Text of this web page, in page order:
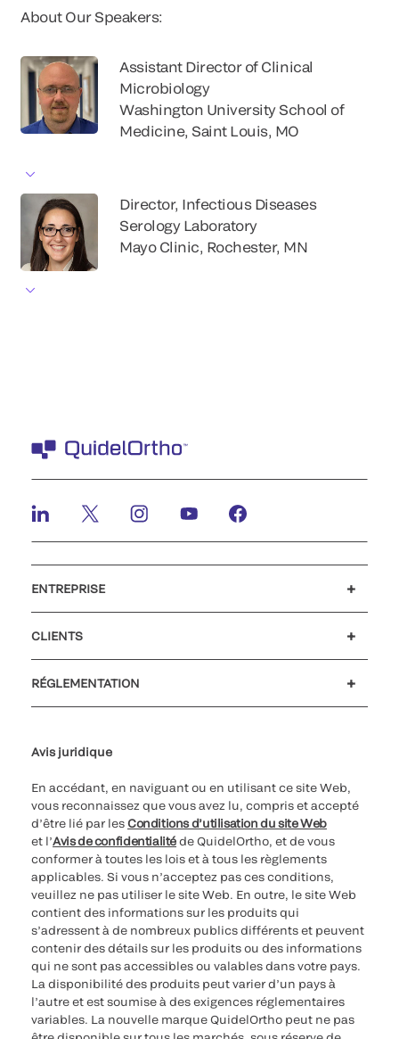
About Our Speakers:
Assistant Director of Clinical
Microbiology
Washington University School of
Medicine, Saint Louis, MO
Director, Infectious Diseases
Serology Laboratory
Mayo Clinic, Rochester, MN
ENTREPRISE
CLIENTS
RÉGLEMENTATION
Avis juridique
En accédant, en naviguant ou en utilisant ce site Web,
vous reconnaissez que vous avez lu, compris et accepté
d’être lié par lesConditions d’utilisation du site Web
et l’Avis de confidentialitéde QuidelOrtho, et de vous
conformer à toutes les lois et à tous les règlements
applicables. Si vous n’acceptez pas ces conditions,
veuillez ne pas utiliser le site Web. En outre, le site Web
contient des informations sur les produits qui
s’adressent à de nombreux publics différents et peuvent
contenir des détails sur les produits ou des informations
qui ne sont pas accessibles ou valables dans votre pays.
La disponibilité des produits peut varier d’un pays à
l’autre et est soumise à des exigences réglementaires
variables. La nouvelle marque QuidelOrtho peut ne pas